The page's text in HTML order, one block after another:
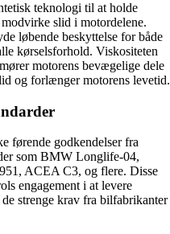
teknologi til at holde
slid i motordelene.
løbende beskyttelse for både
kørselsforhold. Viskositeten
motorens bevægelige dele
og forlænger motorens levetid.
førende godkendelser fra
som BMW Longlife-04,
ACEA C3, og flere. Disse
engagement i at levere
strenge krav fra bilfabrikanter